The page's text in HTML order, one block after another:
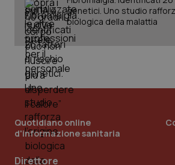
genetici. Uno studio
biologica della malattia
Quotidiano online
d'informazione sanitaria
Direttore